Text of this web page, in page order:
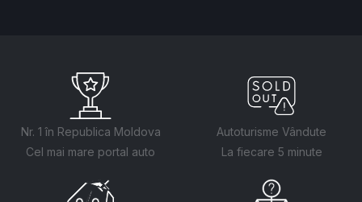
Nr. 1 în Republica Moldova
Cel mai mare portal auto
Autoturisme Vândute
La fiecare 5 minute